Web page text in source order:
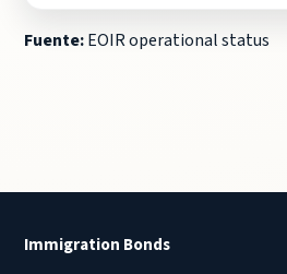
Fuente:EOIR operational status
Immigration Bonds